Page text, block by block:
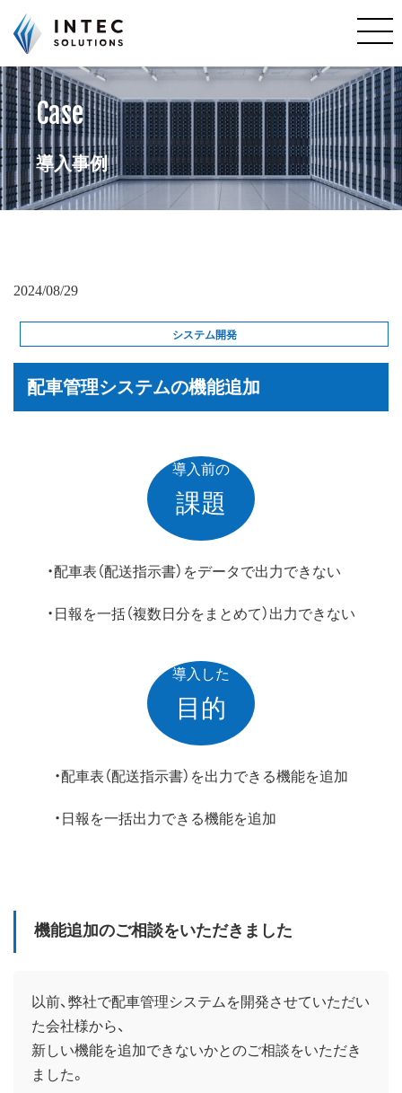
お知らせ
導入事例
会社案内
業務概要
販売ソフト
サポート
お問い合わせ
Case
導入事例
2024/08/29
システム開発
配車管理システムの機能追加
導入前の
課題
・配車表（配送指示書）をデータで出力できない
・日報を一括（複数日分をまとめて）出力できない
導入した
目的
・配車表（配送指示書）を出力できる機能を追加
・日報を一括出力できる機能を追加
機能追加のご相談をいただきました
以前、弊社で配車管理システムを開発させていただい
た会社様から、
新しい機能を追加できないかとのご相談をいただき
ました。